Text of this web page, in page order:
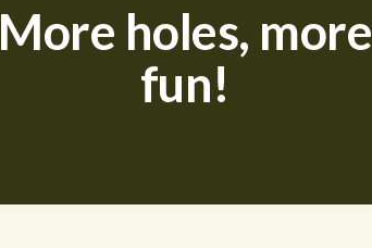
More holes, more
fun!